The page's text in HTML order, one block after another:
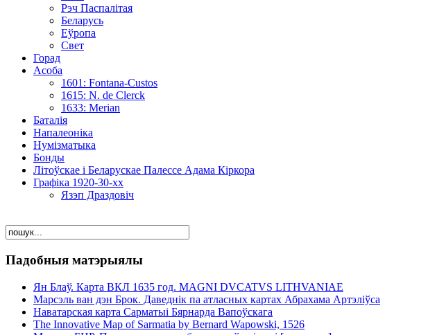
Рэч Паспалітая
Беларусь
Еўропа
Свет
Горад
Асоба
1601: Fontana-Custos
1615: N. de Clerck
1633: Merian
Баталія
Напалеоніка
Нумізматыка
Бонды
Літоўскае і Беларускае Палессе Адама Кіркора
Графіка 1920-30-хх
Язэп Драздовіч
Падобныя матэрыялы
Ян Блаў. Карта ВКЛ 1635 год. MAGNI DVCATVS LITHVANIAE
Марсэль ван дэн Брок. Даведнік па атласных картах Абрахама Артэліўса
Наватарская карта Сарматыі Бярнарда Вапоўскага
The Innovative Map of Sarmatia by Bernard Wapowski, 1526